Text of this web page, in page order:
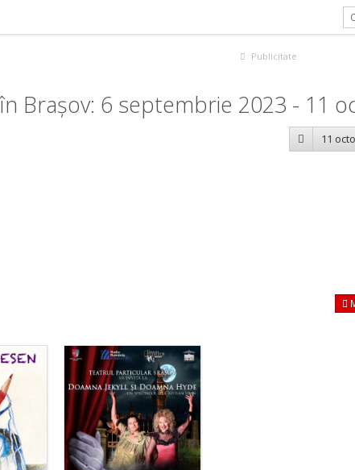
Publicitate
Brașov: 6 septembrie 2023 - 11
11